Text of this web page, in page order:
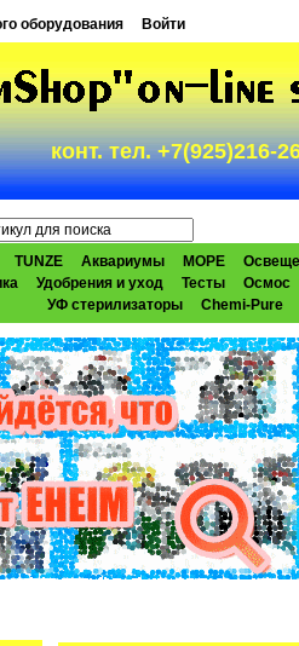
оборудования Войти
конт. тел. +7(925)216-
TUNZE Аквариумы МОРЕ
Удобрения и уход Тесты
Осмос
УФ стерилизаторы
Chemi-Pure